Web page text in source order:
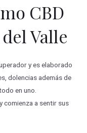
CBD
Valle
y es elaborado
dolencias además de
en uno.
comienza a sentir sus